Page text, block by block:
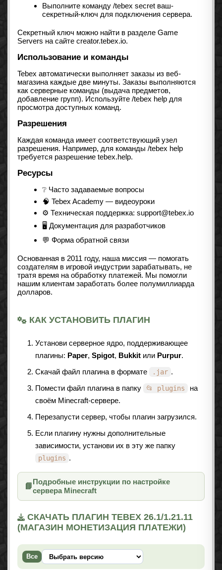
Выполните команду /tebex secret ваш-
секретный-ключ для подключения сервера.
Секретный ключ можно найти в разделе Game
Servers на сайте creator.tebex.io.
Использование и команды
Tebex автоматически выполняет заказы из веб-
магазина каждые две минуты. Заказы выполняются
как серверные команды (выдача предметов,
добавление групп). Используйте /tebex help для
просмотра доступных команд.
Разрешения
Каждая команда имеет соответствующий узел
разрешения. Например, для команды /tebex help
требуется разрешение tebex.help.
Ресурсы
❔ Часто задаваемые вопросы
🧠 Tebex Academy — видеоуроки
⚙️ Техническая поддержка: support@tebex.io
🖥️ Документация для разработчиков
💬 Форма обратной связи
Основанная в 2011 году, наша миссия — помогать
создателям в игровой индустрии зарабатывать, не
тратя время на обработку платежей. Мы помогли
нашим клиентам заработать более полумиллиарда
долларов.
КАК УСТАНОВИТЬ ПЛАГИН
Установи серверное ядро, поддерживающее
плагины: Paper, Spigot, Bukkit или Purpur.
Скачай файл плагина в формате
.jar .
Помести файл плагина в папку
📂 plugins
на
своём Minecraft-сервере.
Перезапусти сервер, чтобы плагин загрузился.
Если плагину нужны дополнительные
зависимости, установи их в эту же папку
plugins .
📘
Подробные инструкции по настройке
сервера Minecraft
СКАЧАТЬ ПЛАГИН TEBEX 26.1/1.21.11
(МАГАЗИН МОНЕТИЗАЦИЯ ПЛАТЕЖИ)
Все